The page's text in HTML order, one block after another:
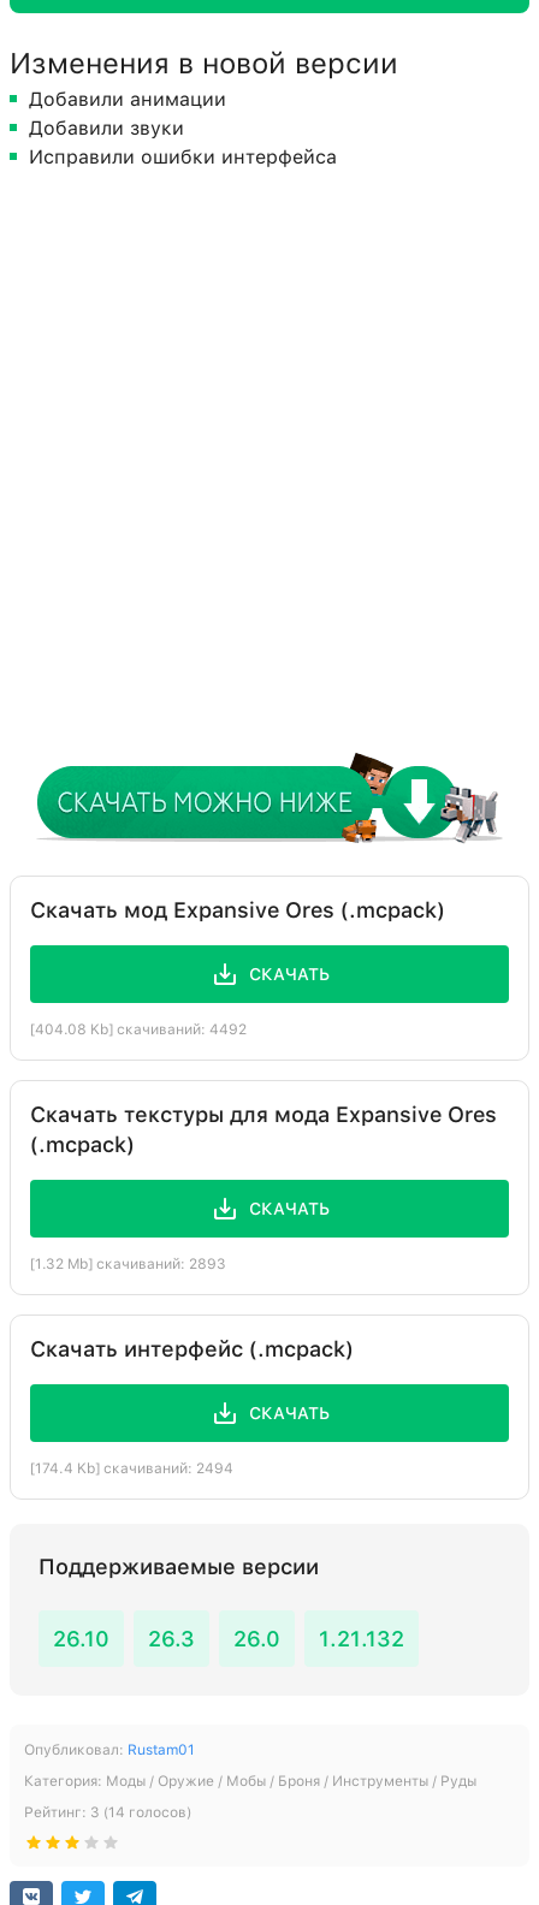
Изменения в новой версии
Добавили анимации
Добавили звуки
Исправили ошибки интерфейса
Скачать мод Expansive Ores (.mcpack)
СКАЧАТЬ
[404.08 Kb] скачиваний: 4492
Скачать текстуры для мода Expansive Ores
(.mcpack)
СКАЧАТЬ
[1.32 Mb] скачиваний: 2893
Скачать интерфейс (.mcpack)
СКАЧАТЬ
[174.4 Kb] скачиваний: 2494
Поддерживаемые версии
26.10 26.3 26.0 1.21.132
Опубликовал: Rustam01
Категория: Моды / Оружие / Мобы / Броня / Инструменты / Руды
Рейтинг: 3 (14 голосов)